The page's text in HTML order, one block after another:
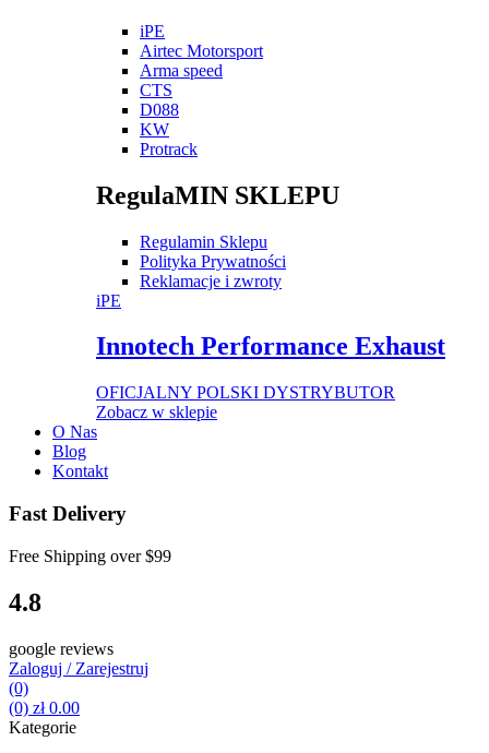
iPE
Airtec Motorsport
Arma speed
CTS
D088
KW
Protrack
RegulaMIN SKLEPU
Regulamin Sklepu
Polityka Prywatności
Reklamacje i zwroty
iPE
Innotech Performance Exhaust
OFICJALNY POLSKI DYSTRYBUTOR
Zobacz w sklepie
O Nas
Blog
Kontakt
Fast Delivery
Free Shipping over$99
4.8
google reviews
Zaloguj / Zarejestruj
(0)
(0) zł0.00
Kategorie